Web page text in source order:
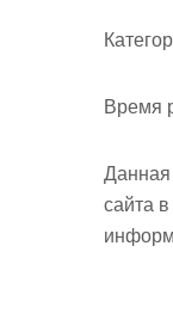
Время
Данная
сайта